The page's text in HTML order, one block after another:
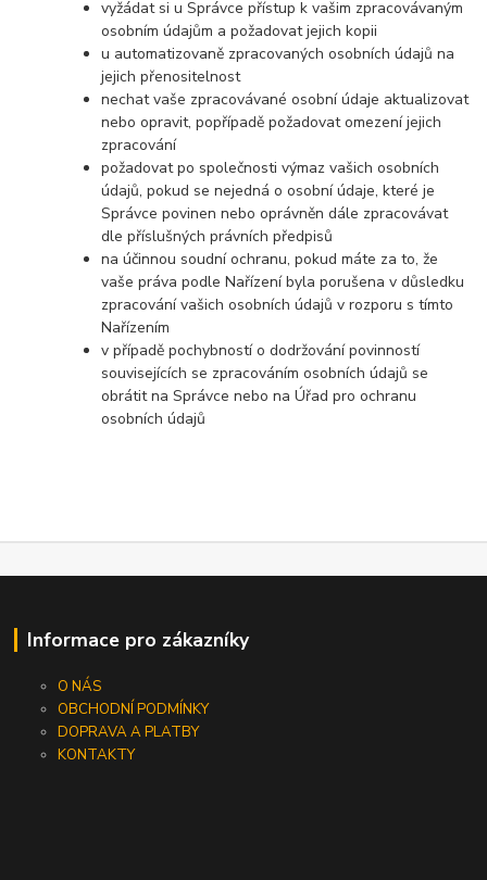
vyžádat si u Správce přístup k vašim zpracovávaným
osobním údajům a požadovat jejich kopii
u automatizovaně zpracovaných osobních údajů na
jejich přenositelnost
nechat vaše zpracovávané osobní údaje aktualizovat
nebo opravit, popřípadě požadovat omezení jejich
zpracování
požadovat po společnosti výmaz vašich osobních
údajů, pokud se nejedná o osobní údaje, které je
Správce povinen nebo oprávněn dále zpracovávat
dle příslušných právních předpisů
na účinnou soudní ochranu, pokud máte za to, že
vaše práva podle Nařízení byla porušena v důsledku
zpracování vašich osobních údajů v rozporu s tímto
Nařízením
v případě pochybností o dodržování povinností
souvisejících se zpracováním osobních údajů se
obrátit na Správce nebo na Úřad pro ochranu
osobních údajů
Informace pro zákazníky
O NÁS
OBCHODNÍ PODMÍNKY
DOPRAVA A PLATBY
KONTAKTY